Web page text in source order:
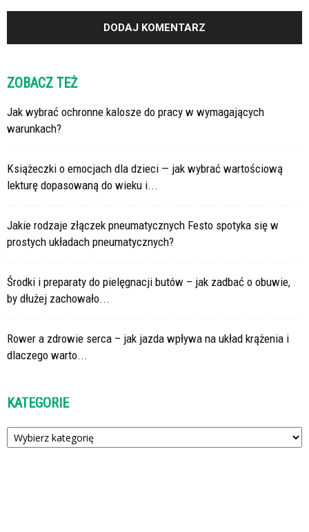
ZOBACZ TEŻ
Jak wybrać ochronne kalosze do pracy w wymagających
warunkach?
Książeczki o emocjach dla dzieci — jak wybrać wartościową
lekturę dopasowaną do wieku i...
Jakie rodzaje złączek pneumatycznych Festo spotyka się w
prostych układach pneumatycznych?
Środki i preparaty do pielęgnacji butów – jak zadbać o obuwie,
by dłużej zachowało...
Rower a zdrowie serca – jak jazda wpływa na układ krążenia i
dlaczego warto...
KATEGORIE
Kategorie